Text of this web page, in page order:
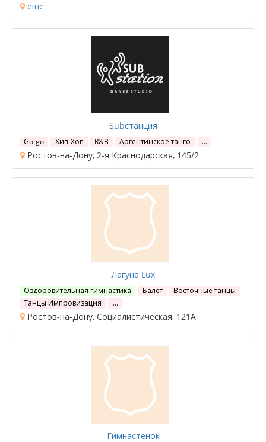
ещё
Subстанция
Go-go Хип-Хоп R&B Аргентинское танго …
Ростов-на-Дону, 2-я Краснодарская, 145/2
Лагуна Lux
Оздоровительная гимнастика Балет
Восточные танцы
Танцы Импровизация
…
Ростов-на-Дону, Социалистическая, 121А
Гимнастенок